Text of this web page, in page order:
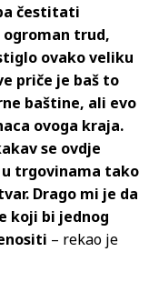
čestitati
ogroman trud,
ovako veliku
priče je baš to
baštine, ali evo
ovoga kraja.
se ovdje
u trgovinama tako
Drago mi je da
koji bi jednog
– rekao je